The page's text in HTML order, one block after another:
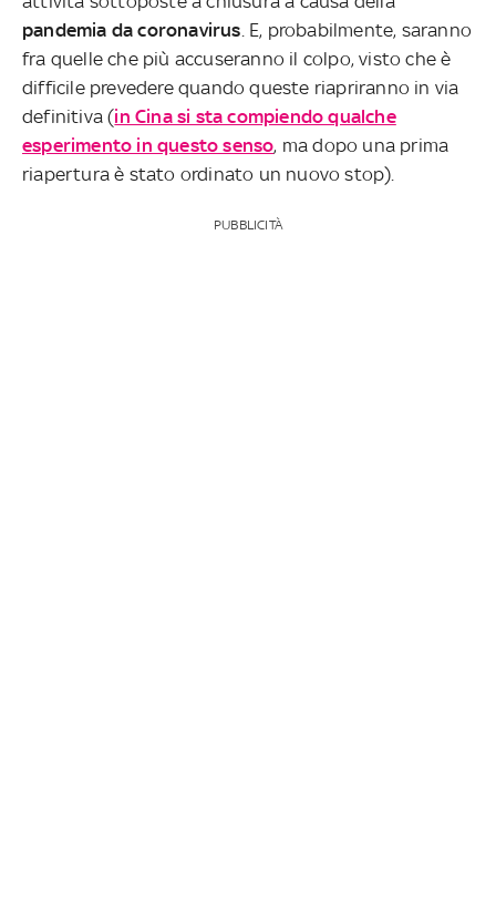
pandemia da coronavirus. E, probabilmente, saranno
fra quelle che più accuseranno il colpo, visto che è
difficile prevedere quando queste riapriranno in via
definitiva (in Cina si sta compiendo qualche
esperimento in questo senso, ma dopo una prima
riapertura è stato ordinato un nuovo stop).
PUBBLICITÀ